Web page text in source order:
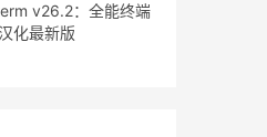
v26.2：全能终端
化最新版